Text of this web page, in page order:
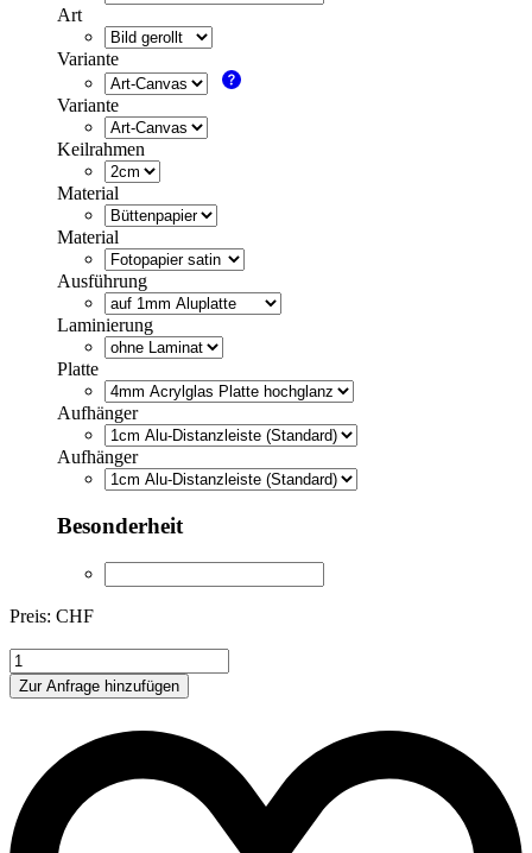
Art
Variante
Variante
Keilrahmen
Material
Material
Ausführung
Laminierung
Platte
Aufhänger
Aufhänger
Besonderheit
Preis: CHF
SV0019
Menge
Zur Anfrage hinzufügen